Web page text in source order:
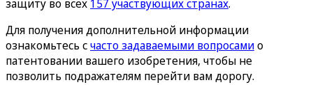
защиту во всех 157 участвующих странах.
Для получения дополнительной информации
ознакомьтесь счасто задаваемыми вопросамио
патентовании вашего изобретения, чтобы не
позволить подражателям перейти вам дорогу.